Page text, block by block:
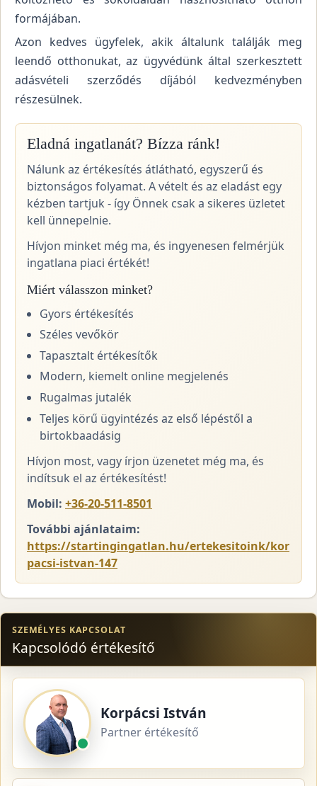
formájában.
Azon kedves ügyfelek, akik általunk találják meg
leendő otthonukat, az ügyvédünk által szerkesztett
adásvételi szerződés díjából kedvezményben
részesülnek.
Eladná ingatlanát? Bízza ránk!
Nálunk az értékesítés átlátható, egyszerű és
biztonságos folyamat. A vételt és az eladást egy
kézben tartjuk - így Önnek csak a sikeres üzletet
kell ünnepelnie.
Hívjon minket még ma, és ingyenesen felmérjük
ingatlana piaci értékét!
Miért válasszon minket?
Gyors értékesítés
Széles vevőkör
Tapasztalt értékesítők
Modern, kiemelt online megjelenés
Rugalmas jutalék
Teljes körű ügyintézés az első lépéstől a
birtokbaadásig
Hívjon most, vagy írjon üzenetet még ma, és
indítsuk el az értékesítést!
Mobil: +36-20-511-8501
További ajánlataim:
https://startingingatlan.hu/ertekesitoink/kor
pacsi-istvan-147
SZEMÉLYES KAPCSOLAT
Kapcsolódó értékesítő
Korpácsi István
Partner értékesítő